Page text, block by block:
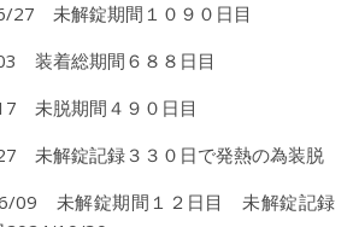
27 未解錠期間１０９０日目
装着総期間６８８日目
未脱期間４９０日目
未解錠記録３３０日で発熱の為装脱
09 未解錠期間１２日目 未解錠記録